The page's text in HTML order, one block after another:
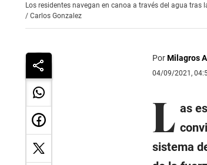
Los residentes navegan en canoa a través del agua
/ Carlos Gonzalez
PorMilagros
04/09/2021,
L as
sistema